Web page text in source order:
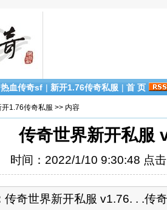
热血传奇sf | 新开1.76传奇私服 | 首 页
开1.76传奇私服 >> 内容
传奇世界新开私服
时间：2022/1/10 9:30:48 点
传奇世界新开私服 v1.76. . .传